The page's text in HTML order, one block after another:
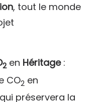
, tout le monde
2en Héritage:
CO2 en
préservera la